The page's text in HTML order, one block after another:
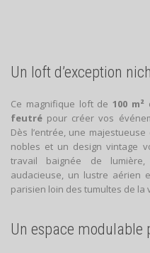
Un loft d’exception
Ce magnifique loft de100 m²
feutré pour créer vos
Dès l’entrée, une
nobles et un design vintage
travail baignée de
audacieuse, un lustre aérien
parisien loin des tumultes de la
Un espace modulable